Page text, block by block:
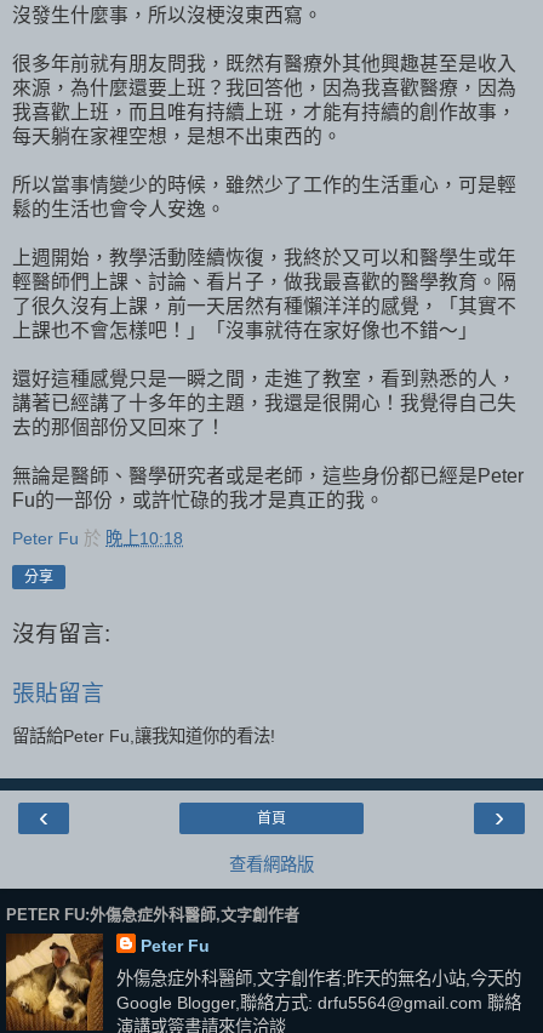
沒發生什麼事，所以沒梗沒東西寫。
很多年前就有朋友問我，既然有醫療外其他興趣甚至是收入
來源，為什麼還要上班？我回答他，因為我喜歡醫療，因為
我喜歡上班，而且唯有持續上班，才能有持續的創作故事，
每天躺在家裡空想，是想不出東西的。
所以當事情變少的時候，雖然少了工作的生活重心，可是輕
鬆的生活也會令人安逸。
上週開始，教學活動陸續恢復，我終於又可以和醫學生或年
輕醫師們上課、討論、看片子，做我最喜歡的醫學教育。隔
了很久沒有上課，前一天居然有種懶洋洋的感覺，「其實不
上課也不會怎樣吧！」「沒事就待在家好像也不錯～」
還好這種感覺只是一瞬之間，走進了教室，看到熟悉的人，
講著已經講了十多年的主題，我還是很開心！我覺得自己失
去的那個部份又回來了！
無論是醫師、醫學研究者或是老師，這些身份都已經是Peter
Fu的一部份，或許忙碌的我才是真正的我。
Peter Fu 於 晚上10:18
分享
沒有留言:
張貼留言
留話給Peter Fu,讓我知道你的看法!
‹ ›
首頁
查看網路版
PETER FU:外傷急症外科醫師,文字創作者
Peter Fu
外傷急症外科醫師,文字創作者;昨天的無名小站,今天的
Google Blogger,聯絡方式: drfu5564@gmail.com 聯絡
演講或簽書請來信洽談